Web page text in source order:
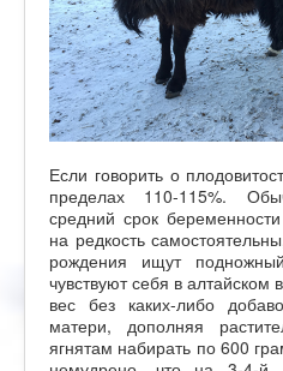
Если говорить о
пределах 110-115%.
средний срок
на редкость
рождения ищут
чувствуют себя в алтайском
вес без каких-либо
матери, дополняя
ягнятам набирать по 600